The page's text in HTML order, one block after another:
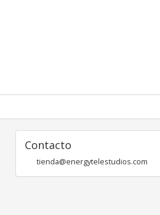
Contacto
tienda@energytelestudios.com